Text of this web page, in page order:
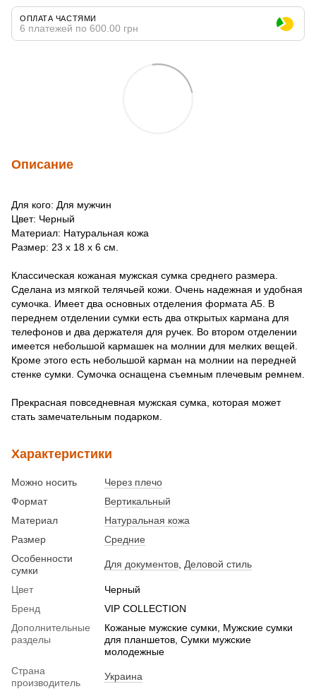
ОПЛАТА ЧАСТЯМИ
6 платежей по 600.00 грн
Описание
Для кого: Для мужчин
Цвет: Черный
Материал: Натуральная кожа
Размер: 23 х 18 х 6 см.
Классическая кожаная мужская сумка среднего размера.
Сделана из мягкой телячьей кожи. Очень надежная и удобная
сумочка. Имеет два основных отделения формата А5. В
переднем отделении сумки есть два открытых кармана для
телефонов и два держателя для ручек. Во втором отделении
имеется небольшой кармашек на молнии для мелких вещей.
Кроме этого есть небольшой карман на молнии на передней
стенке сумки. Сумочка оснащена съемным плечевым ремнем.
Прекрасная повседневная мужская сумка, которая может
стать замечательным подарком.
Характеристики
Можно носить
Через плечо
Формат
Вертикальный
Материал
Натуральная кожа
Размер
Средние
Особенности
сумки
Для документов Деловой стиль
Цвет
Черный
Бренд
VIP COLLECTION
Дополнительные
разделы
Кожаные мужские сумки, Мужские сумки
для планшетов, Сумки мужские
молодежные
Страна
производитель
Украина